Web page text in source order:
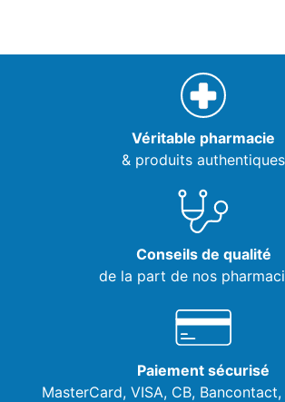
Véritable pharmacie
& produits authentiques
Conseils de qualité
de la part de nos
Paiement sécurisé
MasterCard, VISA, CB,